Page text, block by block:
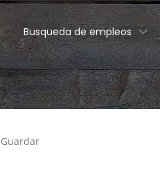
Busqueda de empleos
Guardar